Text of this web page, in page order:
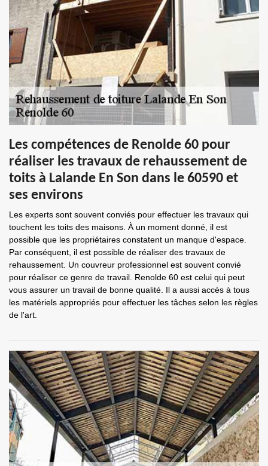
Les compétences de Renolde 60 pour
réaliser les travaux de rehaussement de
toits à Lalande En Son dans le 60590 et
ses environs
Les experts sont souvent conviés pour effectuer les travaux qui
touchent les toits des maisons. À un moment donné, il est
possible que les propriétaires constatent un manque d'espace.
Par conséquent, il est possible de réaliser des travaux de
rehaussement. Un couvreur professionnel est souvent convié
pour réaliser ce genre de travail. Renolde 60 est celui qui peut
vous assurer un travail de bonne qualité. Il a aussi accès à tous
les matériels appropriés pour effectuer les tâches selon les règles
de l'art.